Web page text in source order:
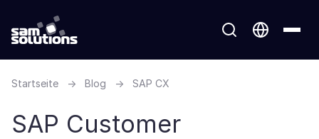
Startseite → Blog → SAP CX
SAP Customer